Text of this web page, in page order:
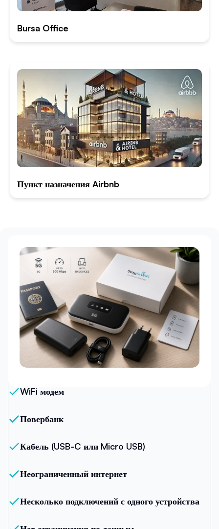
Bursa Office
Пункт назначения Airbnb
Наш пакет
WiFi модем
Повербанк
Кабель (USB-C или Micro USB)
Неограниченный интернет
Несколько подключений с одного устройства